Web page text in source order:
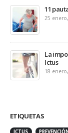
11
25
La
Ictus
18
ETIQUETAS
ICTUS